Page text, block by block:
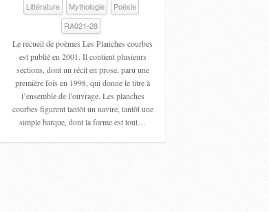
Littérature
Mythologie
Poésie
RA021-28
Le recueil de poèmes Les Planches courbes
est publié en 2001. Il contient plusieurs
sections, dont un récit en prose, paru une
première fois en 1998, qui donne le titre à
l’ensemble de l’ouvrage. Les planches
courbes figurent tantôt un navire, tantôt une
simple barque, dont la forme est tout…